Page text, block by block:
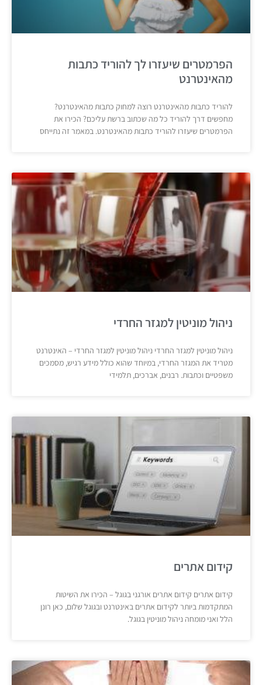
הפרמטרים שיעזרו לך להוריד כתבות
מהאינטרנט
להוריד כתבות מהאינטרנט רוצה למחוק כתבות מהאינטרנט?
מחפשים דרך להוריד כל מה שכתוב ברשת עליכם? הכירו את
הפרמטרים שיעזרו להוריד כתבות מהאינטרנט. במאמר זה נתייחס
ניהול מוניטין למגזר החרדי
ניהול מוניטין למגזר החרדי ניהול מוניטין למגזר החרדי – האינטרנט
מטריד את המגזר החרדי, במיוחד שהוא כולל מידע רגיש, מסמכים
משפטיים וכתבות. רבנים, אברכים, תלמידי
קידום אתרים
קידום אתרים קידום אתרים אורגני בגוגל – הכירו את השיטות
המתקדמות ביותר לקידום אתרים באינטרנט ובגוגל שלום, כאן רונן
הלל ואני מומחה ניהול מוניטין בגוגל.